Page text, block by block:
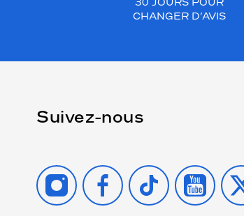
30 JOURS POUR
CHANGER D’AVIS
Suivez-nous
INSTAGRAMFACEBOOK
TIKTOK YOUTUBE
X